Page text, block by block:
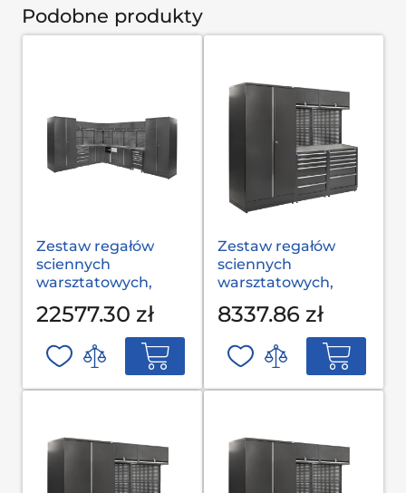
Podobne produkty
Zestaw regałów
sciennych
warsztatowych,
С-08-002 S op
22577.30 zł
Zestaw regałów
sciennych
warsztatowych,
L-03-001 G(2,0) op
8337.86 zł